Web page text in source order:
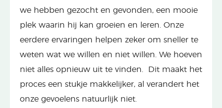
we hebben gezocht en gevonden, een mooie
plek waarin hij kan groeien en leren. Onze
eerdere ervaringen helpen zeker om sneller te
weten wat we willen en niet willen. We hoeven
niet alles opnieuw uit te vinden. Dit maakt het
proces een stukje makkelijker, al verandert het
onze gevoelens natuurlijk niet.